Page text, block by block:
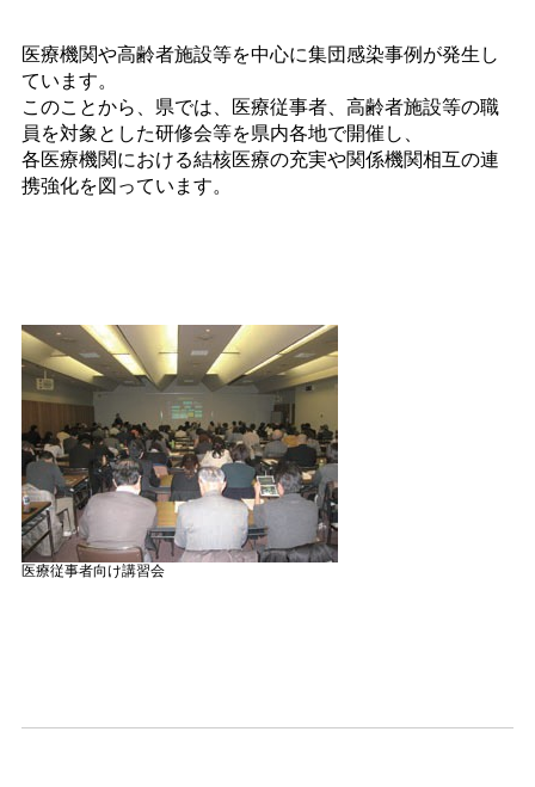
医療機関や高齢者施設等を中心に集団感染事例が発生し
ています。
このことから、県では、医療従事者、高齢者施設等の職
員を対象とした研修会等を県内各地で開催し、
各医療機関における結核医療の充実や関係機関相互の連
携強化を図っています。
医療従事者向け講習会